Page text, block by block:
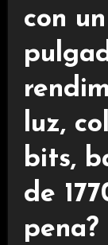
con
luz,
bits,
de
pena?